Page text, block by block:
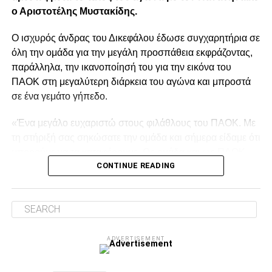
Προμηθέας/Μαρούσι-Άρης
Τετάρτη 18 Φεβρουαρίου
Παναθηναϊκός–ΠΑΟΚ
Hρακλής/Κολοσσός Ρόδου–Μύκονος/Καρδίτσα
Πέμπτη 19 Φεβρουαρίου-Ημιτελικοί
Ο δρόμος για τα… προημιτελικά
ο Αριστοτέλης Μυστακίδης.
Ο ισχυρός άνδρας του Δικεφάλου έδωσε συγχαρητήρια σε
όλη την ομάδα για την μεγάλη προσπάθεια εκφράζοντας,
παράλληλα, την ικανοποίησή του για την εικόνα του
ΠΑΟΚ στη μεγαλύτερη διάρκεια του αγώνα και μπροστά
σε ένα γεμάτο γήπεδο.
«Ένα μεγάλο ευχαριστώ στους φιλάθλους του ΠΑΟΚ. Με
γνωρίζουμε πολύ καλά ό,τι έχουμε τις δυνατότητες να το
Facebook
Twitter Telegram
CONTINUE READING
ADVERTISEMENT